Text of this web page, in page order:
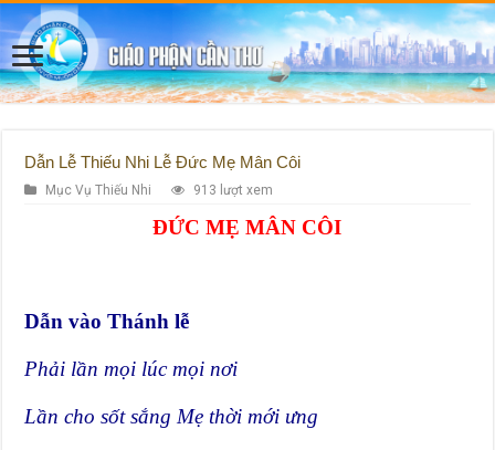
Dẫn Lễ Thiếu Nhi Lễ Đức Mẹ Mân Côi
Mục Vụ Thiếu Nhi 913 lượt xem
ĐỨC MẸ MÂN CÔI
Dẫn vào Thánh lễ
Phải lần mọi lúc mọi nơi
Lần cho sốt sắng Mẹ thời mới ưng